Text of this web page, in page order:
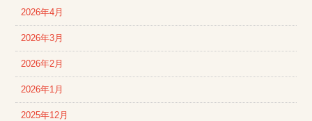
2026年4月
2026年3月
2026年2月
2026年1月
2025年12月